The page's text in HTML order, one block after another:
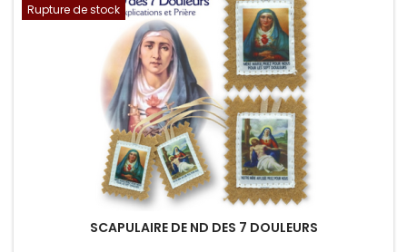
Rupture de stock
SCAPULAIRE DE ND DES 7 DOULEURS